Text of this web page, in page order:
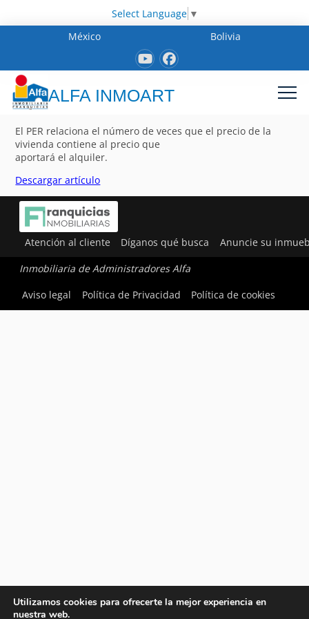
Select Language ▼
México
Bolivia
ALFA INMOART
El PER relaciona el número de veces que el precio de la
vivienda contiene al precio que
aportará el alquiler.
Descargar artículo
Atención al cliente Díganos qué busca Anuncie su
Inmobiliaria de Administradores Alfa
Aviso legal
Política de Privacidad Política de cookies
Utilizamos cookies para ofrecerte la mejor experiencia en
nuestra web.